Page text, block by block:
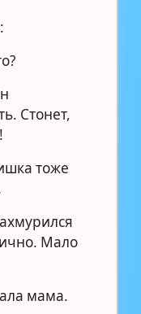
Стонет,
тоже
Мало
мама.